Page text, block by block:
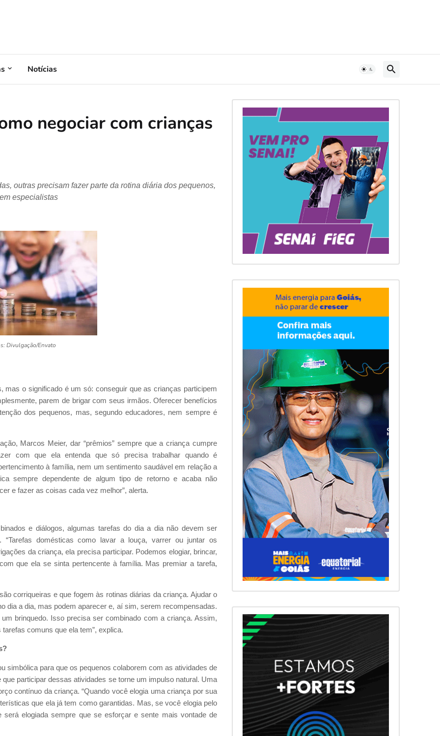
Notícias
negociar com crianças
outras precisam fazer parte da rotina diária dos pequenos,
especialistas
Divulgação/Envato
o significado é um só: conseguir que as crianças participem
parem de brigar com seus irmãos. Oferecer benefícios
dos pequenos, mas, segundo educadores, nem sempre é
Marcos Meier, dar “prêmios” sempre que a criança cumpre
com que ela entenda que só precisa trabalhar quando é
à família, nem um sentimento saudável em relação a
sempre dependente de algum tipo de retorno e acaba não
e fazer as coisas cada vez melhor”, alerta.
e diálogos, algumas tarefas do dia a dia não devem ser
“Tarefas domésticas como lavar a louça, varrer ou juntar os
da criança, ela precisa participar. Podemos elogiar, brincar,
que ela se sinta pertencente à família. Mas premiar a tarefa,
corriqueiras e que fogem às rotinas diárias da criança. Ajudar o
dia a dia, mas podem aparecer e, aí sim, serem recompensadas.
brinquedo. Isso precisa ser combinado com a criança. Assim,
comuns que ela tem”, explica.
simbólica para que os pequenos colaborem com as atividades de
participar dessas atividades se torne um impulso natural. Uma
contínuo da criança. “Quando você elogia uma criança por sua
que ela já tem como garantidas. Mas, se você elogia pelo
elogiada sempre que se esforçar e sente mais vontade de